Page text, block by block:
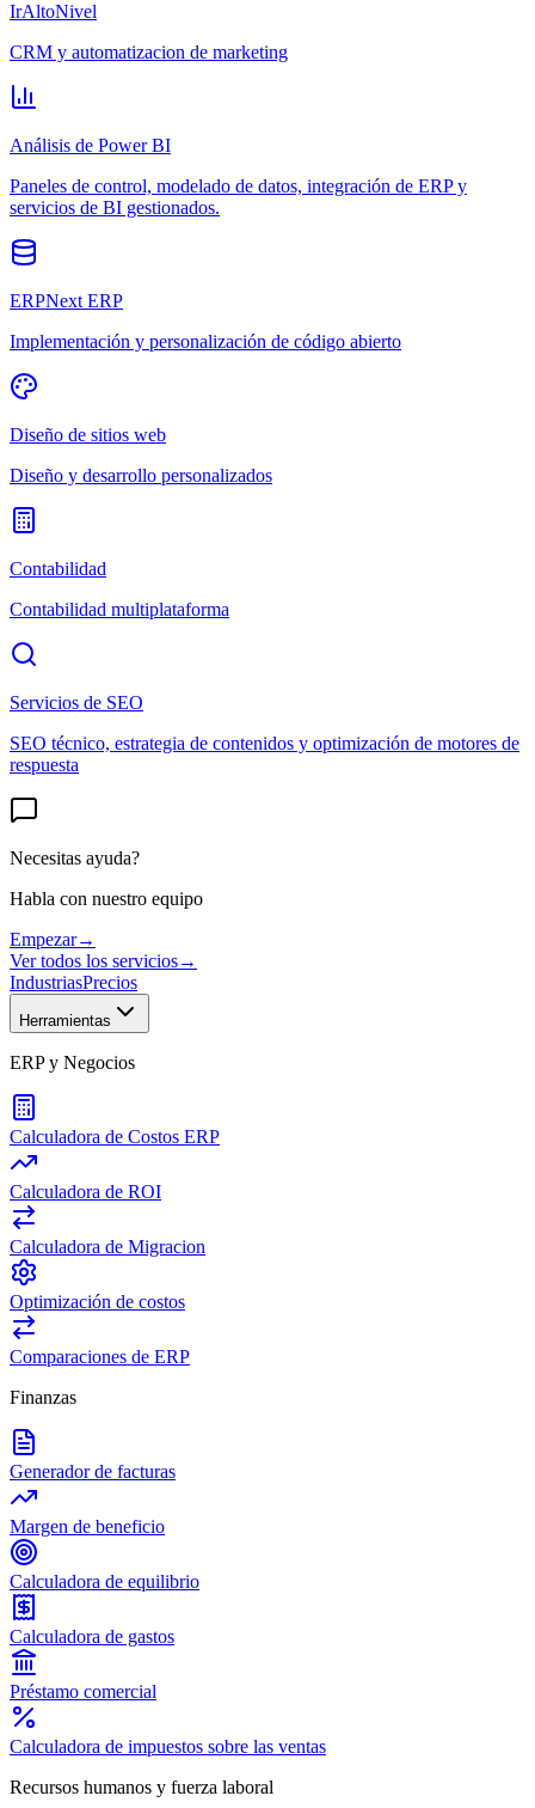
IrAltoNivel
CRM y automatizacion de marketing
Análisis de Power BI
Paneles de control, modelado de datos, integración de ERP y
servicios de BI gestionados.
ERPNext ERP
Implementación y personalización de código abierto
Diseño de sitios web
Diseño y desarrollo personalizados
Contabilidad
Contabilidad multiplataforma
Servicios de SEO
SEO técnico, estrategia de contenidos y optimización de motores de
respuesta
Necesitas ayuda?
Habla con nuestro equipo
Empezar→
Ver todos los servicios→
IndustriasPrecios
Herramientas
ERP y Negocios
Calculadora de Costos ERP
Calculadora de ROI
Calculadora de Migracion
Optimización de costos
Comparaciones de ERP
Finanzas
Generador de facturas
Margen de beneficio
Calculadora de equilibrio
Calculadora de gastos
Préstamo comercial
Calculadora de impuestos sobre las ventas
Recursos humanos y fuerza laboral